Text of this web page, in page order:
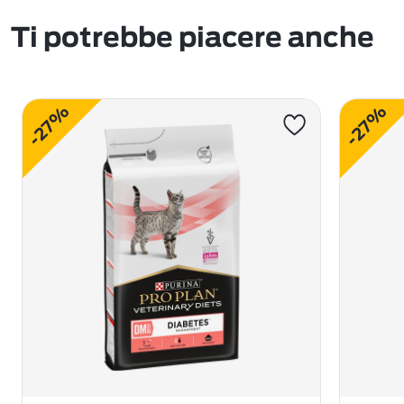
Ti potrebbe piacere anche
-27% -27%